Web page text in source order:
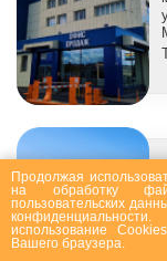
Продолжая
на обработку
пользовательских
конфиденциальности .
использование
Вашего браузера.